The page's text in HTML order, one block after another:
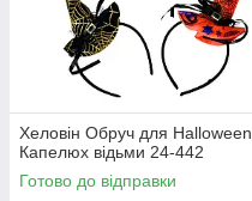
Хеловін Обруч для Halloween
Капелюх відьми 24-442
Готово до відправки